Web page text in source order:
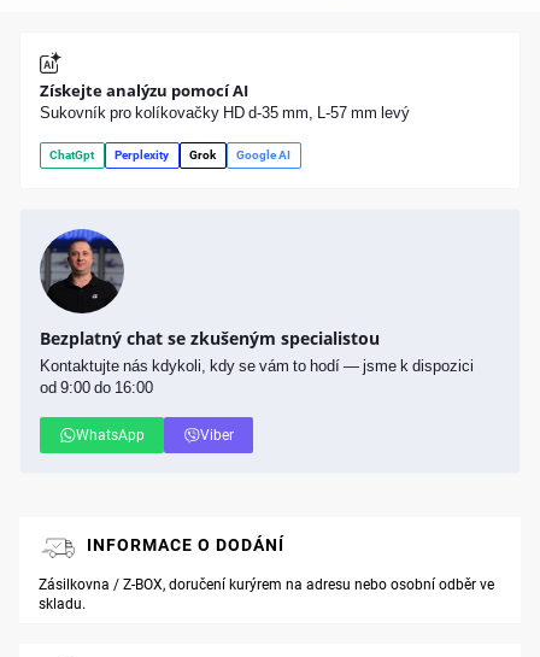
Získejte analýzu pomocí AI
Sukovník pro kolíkovačky HD d-35 mm, L-57 mm levý
ChatGpt Perplexity Grok Google AI
Bezplatný chat se zkušeným specialistou
Kontaktujte nás kdykoli, kdy se vám to hodí — jsme k dispozici
od 9:00 do 16:00
WhatsApp Viber
INFORMACE O DODÁNÍ
Zásilkovna / Z-BOX, doručení kurýrem na adresu nebo osobní odběr ve
skladu.